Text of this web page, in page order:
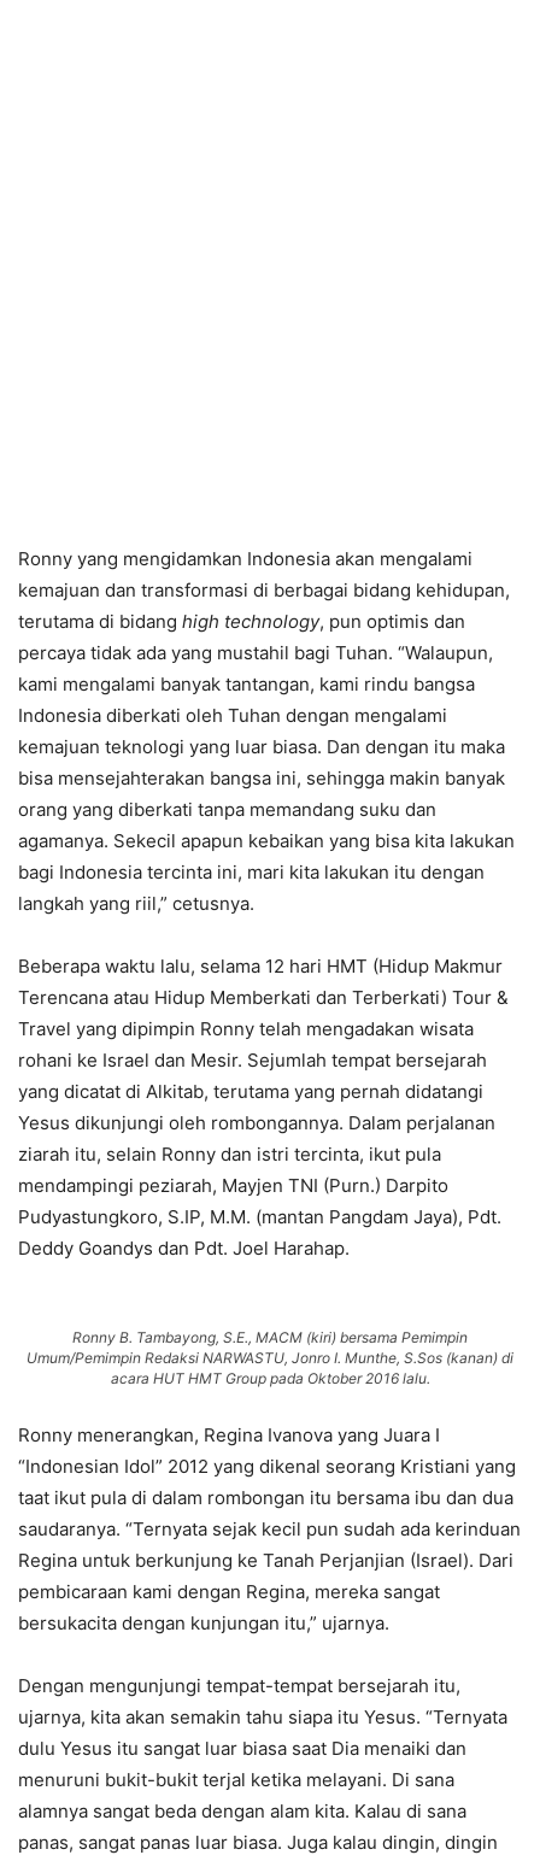
Ronny yang mengidamkan Indonesia akan mengalami
kemajuan dan transformasi di berbagai bidang kehidupan,
terutama di bidang high technology, pun optimis dan
percaya tidak ada yang mustahil bagi Tuhan. “Walaupun,
kami mengalami banyak tantangan, kami rindu bangsa
Indonesia diberkati oleh Tuhan dengan mengalami
kemajuan teknologi yang luar biasa. Dan dengan itu maka
bisa mensejahterakan bangsa ini, sehingga makin banyak
orang yang diberkati tanpa memandang suku dan
agamanya. Sekecil apapun kebaikan yang bisa kita lakukan
bagi Indonesia tercinta ini, mari kita lakukan itu dengan
langkah yang riil,” cetusnya.
Beberapa waktu lalu, selama 12 hari HMT (Hidup Makmur
Terencana atau Hidup Memberkati dan Terberkati) Tour &
Travel yang dipimpin Ronny telah mengadakan wisata
rohani ke Israel dan Mesir. Sejumlah tempat bersejarah
yang dicatat di Alkitab, terutama yang pernah didatangi
Yesus dikunjungi oleh rombongannya. Dalam perjalanan
ziarah itu, selain Ronny dan istri tercinta, ikut pula
mendampingi peziarah, Mayjen TNI (Purn.) Darpito
Pudyastungkoro, S.IP, M.M. (mantan Pangdam Jaya), Pdt.
Deddy Goandys dan Pdt. Joel Harahap.
Ronny B. Tambayong, S.E., MACM (kiri) bersama Pemimpin
Umum/Pemimpin Redaksi NARWASTU, Jonro I. Munthe, S.Sos (kanan) di
acara HUT HMT Group pada Oktober 2016 lalu.
Ronny menerangkan, Regina Ivanova yang Juara I
“Indonesian Idol” 2012 yang dikenal seorang Kristiani yang
taat ikut pula di dalam rombongan itu bersama ibu dan dua
saudaranya. “Ternyata sejak kecil pun sudah ada kerinduan
Regina untuk berkunjung ke Tanah Perjanjian (Israel). Dari
pembicaraan kami dengan Regina, mereka sangat
bersukacita dengan kunjungan itu,” ujarnya.
Dengan mengunjungi tempat-tempat bersejarah itu,
ujarnya, kita akan semakin tahu siapa itu Yesus. “Ternyata
dulu Yesus itu sangat luar biasa saat Dia menaiki dan
menuruni bukit-bukit terjal ketika melayani. Di sana
alamnya sangat beda dengan alam kita. Kalau di sana
panas, sangat panas luar biasa. Juga kalau dingin, dingin